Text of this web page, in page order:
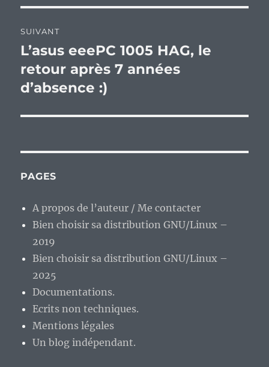
SUIVANT
Publication
suivante :
L’asus eeePC 1005 HAG, le
retour après 7 années
d’absence :)
PAGES
A propos de l’auteur / Me contacter
Bien choisir sa distribution GNU/Linux –
2019
Bien choisir sa distribution GNU/Linux –
2025
Documentations.
Ecrits non techniques.
Mentions légales
Un blog indépendant.